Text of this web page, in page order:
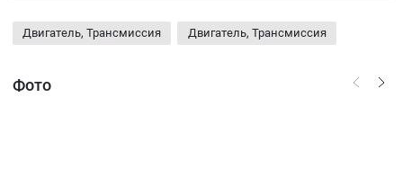
Двигатель, Трансмиссия Двигатель, Трансмиссия
Фото